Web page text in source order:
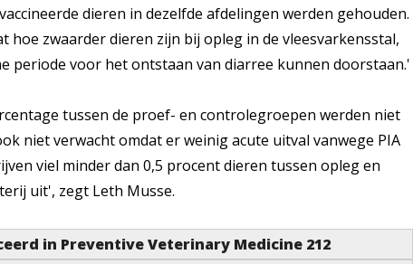
dieren in dezelfde afdelingen werden gehouden.
hoe zwaarder dieren zijn bij opleg in de vleesvarkensstal,
periode voor het ontstaan van diarree kunnen doorstaan.'
tussen de proef- en controlegroepen werden niet
niet verwacht omdat er weinig acute uitval vanwege PIA
viel minder dan 0,5 procent dieren tussen opleg en
uit', zegt Leth Musse.
in Preventive Veterinary Medicine 212